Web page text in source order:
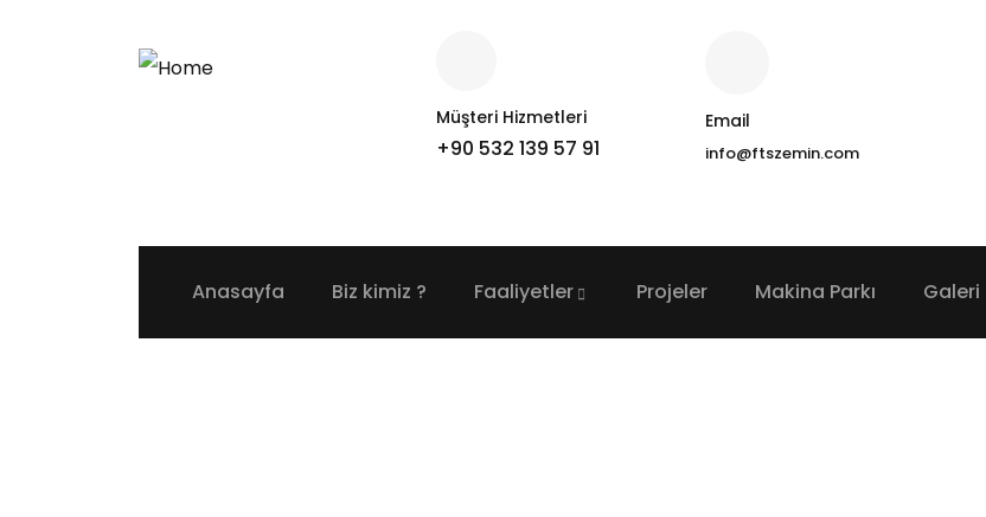
Müşteri Hizmetleri
+90 532 139 57 91
Email
info@ftszemin.com
Anasayfa Biz kimiz ? Faaliyetler Projeler Makina Parkı Galeri